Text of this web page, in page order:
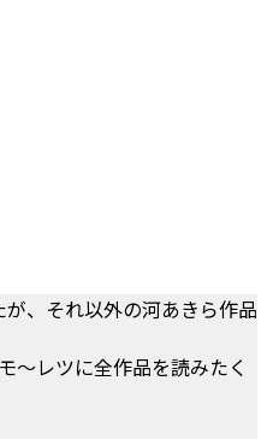
が、それ以外の河あきら作品
～レツに全作品を読みたく